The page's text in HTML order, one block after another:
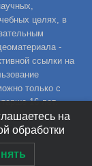
целях, в
-
ссылки на
только с
16 лет.
на
обработки